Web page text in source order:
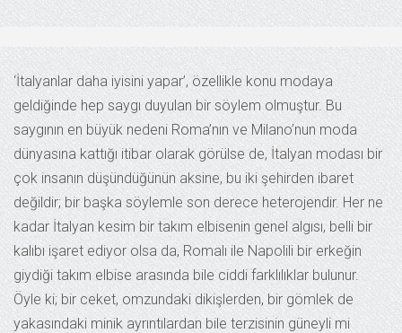
‘İtalyanlar daha iyisini yapar’, özellikle konu modaya
geldiğinde hep saygı duyulan bir söylem olmuştur. Bu
saygının en büyük nedeni Roma’nın ve Milano’nun moda
dünyasına kattığı itibar olarak görülse de, İtalyan modası bir
çok insanın düşündüğünün aksine, bu iki şehirden ibaret
değildir; bir başka söylemle son derece heterojendir. Her ne
kadar İtalyan kesim bir takım elbisenin genel algısı, belli bir
kalıbı işaret ediyor olsa da, Romalı ile Napolili bir erkeğin
giydiği takım elbise arasında bile ciddi farklılıklar bulunur.
Öyle ki; bir ceket, omzundaki dikişlerden, bir gömlek de
yakasındaki minik ayrıntılardan bile terzisinin güneyli mi